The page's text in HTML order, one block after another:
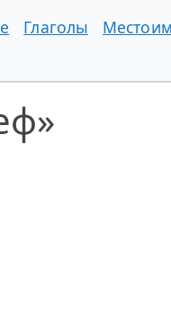
Глаголы